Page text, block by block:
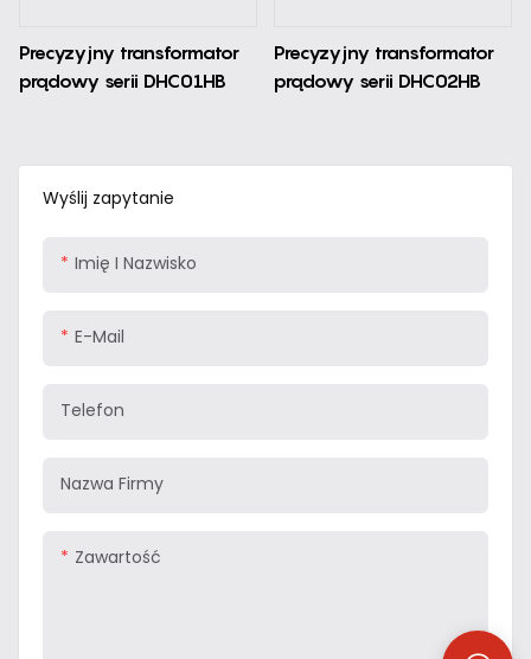
Wyślij zapytanie
Imię I Nazwisko
E-Mail
Telefon
Nazwa Firmy
Zawartość
Precyzyjny transformator
prądowy serii DHC01HB
Precyzyjny transformator
prądowy serii DHC02HB